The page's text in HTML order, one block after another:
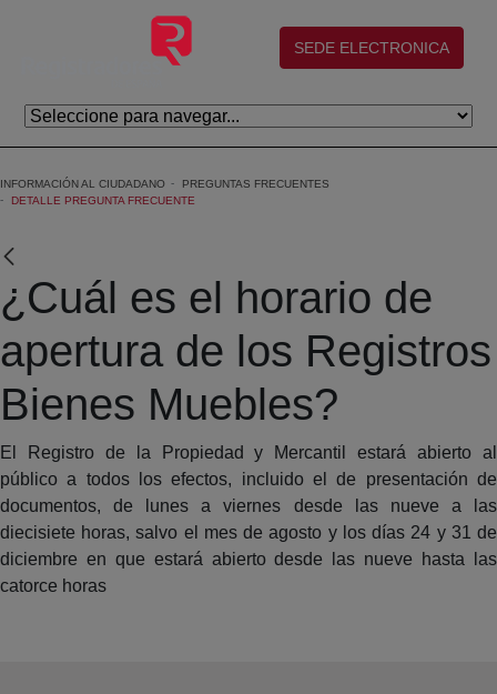
Skip to Main Content
(abre en nueva ventana)
SEDE ELECTRONICA
INFORMACIÓN AL CIUDADANO
PREGUNTAS FRECUENTES
DETALLE PREGUNTA FRECUENTE
¿Cuál es el horario de
apertura de los Registros
Bienes Muebles?
El Registro de la Propiedad y Mercantil estará abierto al
público a todos los efectos, incluido el de presentación de
documentos, de lunes a viernes desde las nueve a las
diecisiete horas, salvo el mes de agosto y los días 24 y 31 de
diciembre en que estará abierto desde las nueve hasta las
catorce horas